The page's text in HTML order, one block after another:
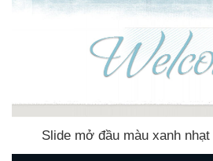
Slide mở đầu màu xanh nhạt